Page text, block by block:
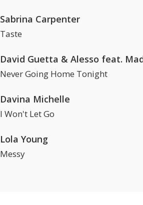
Sabrina Carpenter
Taste
Never Going Home Tonight
Davina Michelle
I Won't Let Go
Lola Young
Messy